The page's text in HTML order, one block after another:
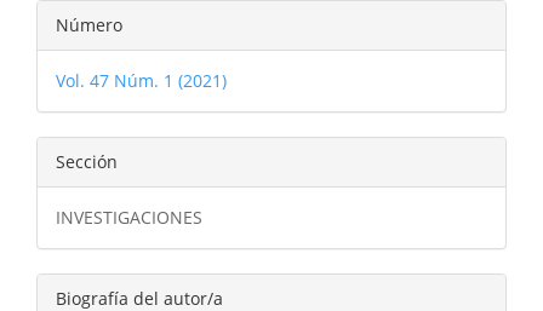
Número
Vol. 47 Núm. 1 (2021)
Sección
INVESTIGACIONES
Biografía del autor/a